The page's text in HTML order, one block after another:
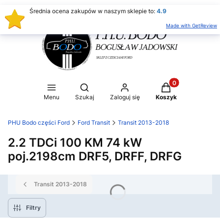
Menu
Otwórz wyszukiwarkę
Szukaj Zaloguj się
Produkty w
Koszyk
PHU Bodo części Ford Ford Transit Transit 2013-2018
2.2 TDCi 100 KM 74 kW
poj.2198cm DRF5, DRFF, DRFG
Transit 2013-2018
Filtry
Średnia ocena zakupów w naszym sklepie to: 4.9
Made with GetReview